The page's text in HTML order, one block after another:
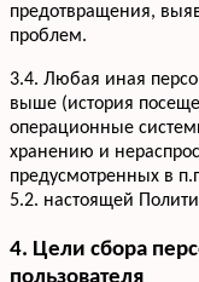
предотвращения,
проблем.
3.4. Любая иная
выше (история
операционные
хранению и
предусмотренных в
5.2. настоящей
4. Цели сбора
пользователя